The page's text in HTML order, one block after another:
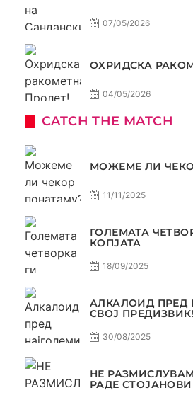
07/05/2026
ОХРИДСКА
04/05/2026
CATCH THE MATCH
МОЖЕМЕ ЛИ
11/11/2025
ГОЛЕМАТА
КОПЈАТА
18/09/2025
АЛКАЛОИД ПРЕД
СВОЈ ПРЕДИЗВИК!
30/08/2025
НЕ
РАДЕ